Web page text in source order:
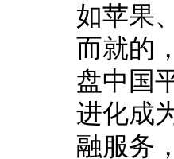
如苹果
而就的
盘中国
进化成
融服务